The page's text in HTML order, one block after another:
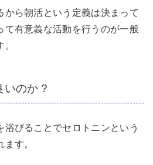
から朝活という定義は決まって
て有意義な活動を行うのが一般
のか？
びることでセロトニンという
す。